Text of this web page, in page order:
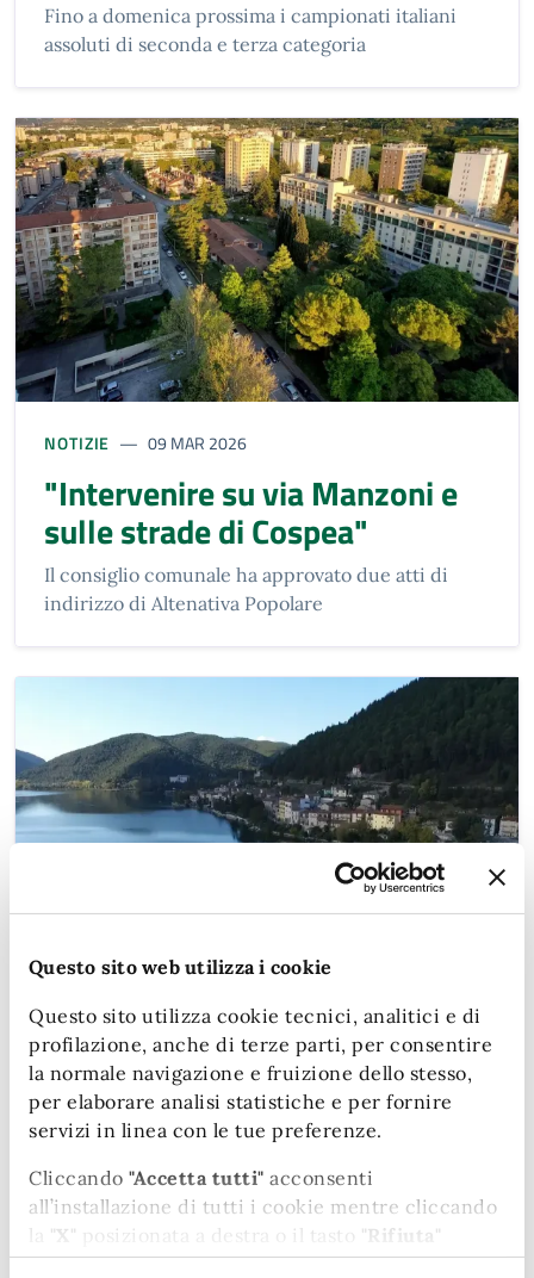
Questo sito web utilizza i cookie
Questo sito utilizza cookie tecnici, analitici e di
profilazione, anche di terze parti, per consentire
la normale navigazione e fruizione dello stesso,
per elaborare analisi statistiche e per fornire
servizi in linea con le tue preferenze.
Cliccando "Accetta tutti" acconsenti
all’installazione di tutti i cookie mentre cliccando
la "X" posizionata a destra o il tasto "Rifiuta"
chiudi il banner e continui la navigazione in
Fino a domenica prossima i campionati italiani
assoluti di seconda e terza categoria
NOTIZIE 09 MAR 2026
"Intervenire su via Manzoni e
sulle strade di Cospea"
Il consiglio comunale ha approvato due atti di
indirizzo di Altenativa Popolare
Palazzo Spada mette a bando
campeggio e piscina a Piediluco
Approvata la integrazione al piano delle